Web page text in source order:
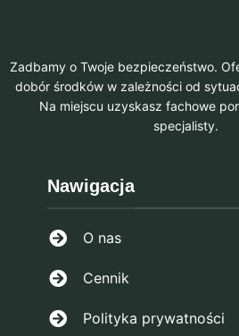
Zadbamy o Twoje bezpieczeństwo.
dobór środków w zależności od
Na miejscu uzyskasz fachowe
specjalisty.
Nawigacja
O nas
Cennik
Polityka prywatności